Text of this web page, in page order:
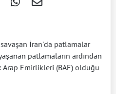
İran'da patlamalar
patlamaların ardından
Emirlikleri (BAE) olduğu